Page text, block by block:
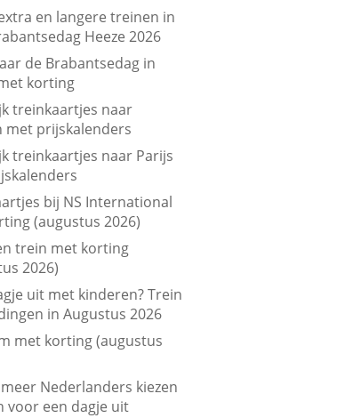
en langere treinen in
Heeze 2026
de Brabantsedag in
korting
treinkaartjes naar
met prijskalenders
treinkaartjes naar Parijs
bij NS International
(augustus 2026)
trein met korting
2026)
uit met kinderen? Trein
in Augustus 2026
met korting (augustus
Nederlanders kiezen
voor een dagje uit